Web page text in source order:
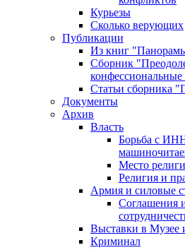
Курьезы
Сколько верующих
Публикации
Из книг
Сборник
Статьи сборника
Документы
Архив
Власть
Борьба с
Место
Религия и
Армия и силовые
Соглашения
Выставки в Музее
Криминал